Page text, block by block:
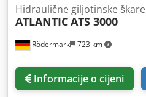
Rödermark 723 km
Hidraulične giljotinske škare
ATLANTICATS 3000
Informacije o cijeni